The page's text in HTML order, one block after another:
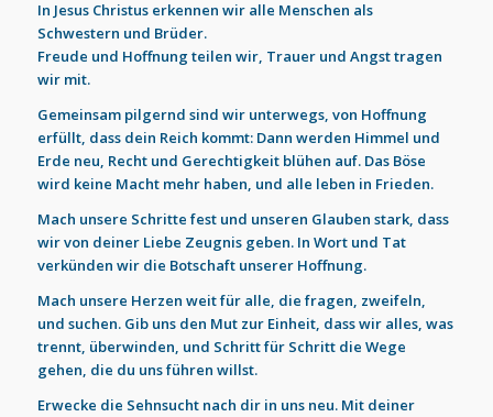
In Jesus Christus erkennen wir alle Menschen als
Schwestern und Brüder.
Freude und Hoffnung teilen wir, Trauer und Angst tragen
wir mit.
Gemeinsam pilgernd sind wir unterwegs, von Hoffnung
erfüllt, dass dein Reich kommt: Dann werden Himmel und
Erde neu, Recht und Gerechtigkeit blühen auf. Das Böse
wird keine Macht mehr haben, und alle leben in Frieden.
Mach unsere Schritte fest und unseren Glauben stark, dass
wir von deiner Liebe Zeugnis geben. In Wort und Tat
verkünden wir die Botschaft unserer Hoffnung.
Mach unsere Herzen weit für alle, die fragen, zweifeln,
und suchen. Gib uns den Mut zur Einheit, dass wir alles, was
trennt, überwinden, und Schritt für Schritt die Wege
gehen, die du uns führen willst.
Erwecke die Sehnsucht nach dir in uns neu. Mit deiner